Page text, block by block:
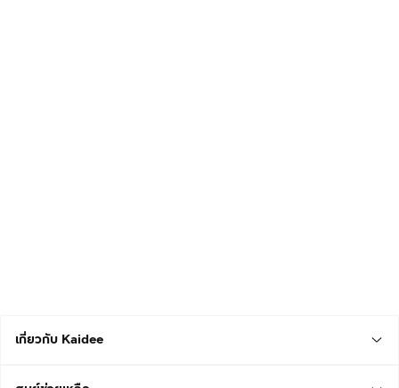
เกี่ยวกับ Kaidee